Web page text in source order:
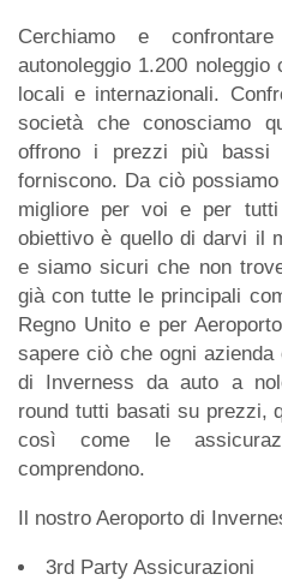
Cerchiamo e
autonoleggio 1.200
locali e internazionali.
società che conosciamo
offrono i prezzi più
forniscono. Da ciò
migliore per voi e per
obiettivo è quello di darvi il
e siamo sicuri che non
già con tutte le principali
Regno Unito e per
sapere ciò che ogni
di Inverness da auto a
round tutti basati su prezzi,
così come le
comprendono.
Il nostro Aeroporto di
3rd Party Assicurazioni